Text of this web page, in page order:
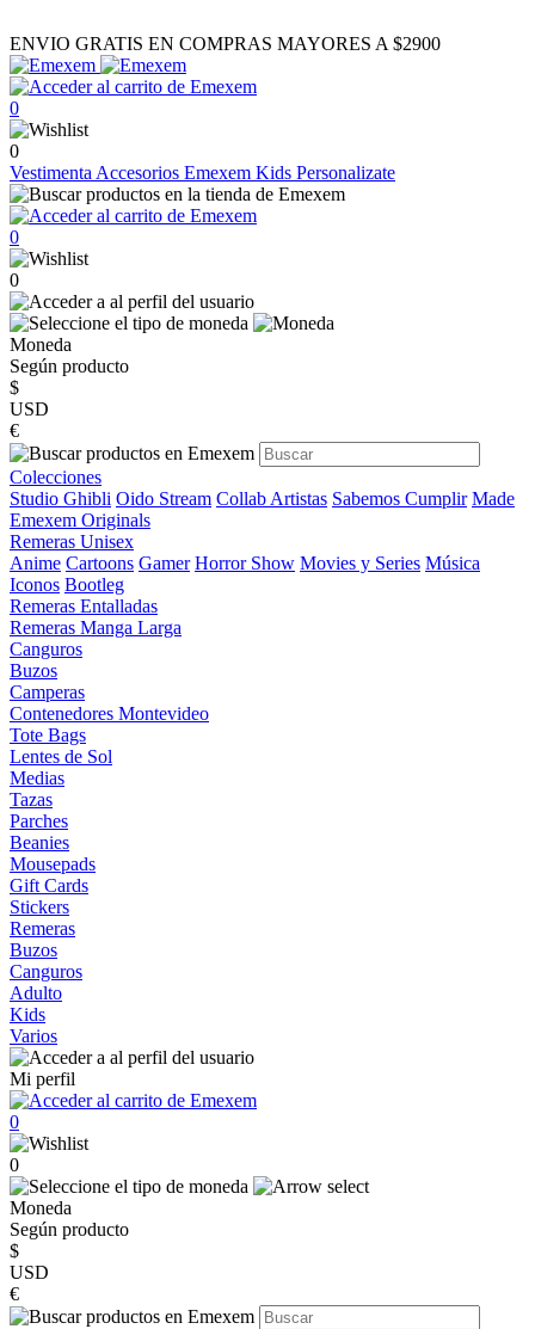
ENVIO GRATIS EN COMPRAS MAYORES A $2900
0
0
Vestimenta Accesorios Emexem Kids Personalizate
0
0
Moneda
Según producto
$
USD
€
Colecciones
Studio Ghibli Oido Stream Collab Artistas Sabemos Cumplir Made
Emexem Originals
Remeras Unisex
Anime Cartoons Gamer Horror Show Movies y Series Música
Iconos Bootleg
Remeras Entalladas
Remeras Manga Larga
Canguros
Buzos
Camperas
Contenedores Montevideo
Tote Bags
Lentes de Sol
Medias
Tazas
Parches
Beanies
Mousepads
Gift Cards
Stickers
Remeras
Buzos
Canguros
Adulto
Kids
Varios
Mi perfil
0
0
Moneda
Según producto
$
USD
€